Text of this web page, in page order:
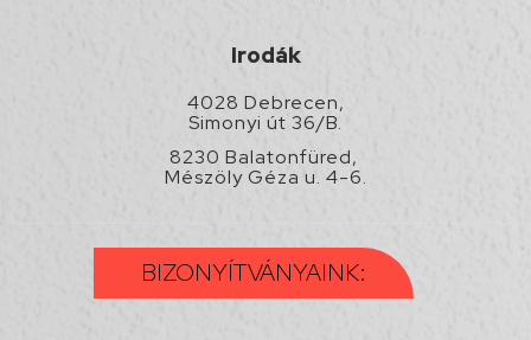
Irodák
4028 Debrecen,
Simonyi út 36/B.
8230 Balatonfüred,
Mészöly Géza u. 4-6.
BIZONYÍTVÁNYAINK: